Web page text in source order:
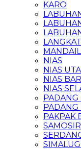
KARO
LANGKAT
NIAS
NIAS
NIAS
NIAS
PADANG
PADANG
PAKPAK
SAMOSIR